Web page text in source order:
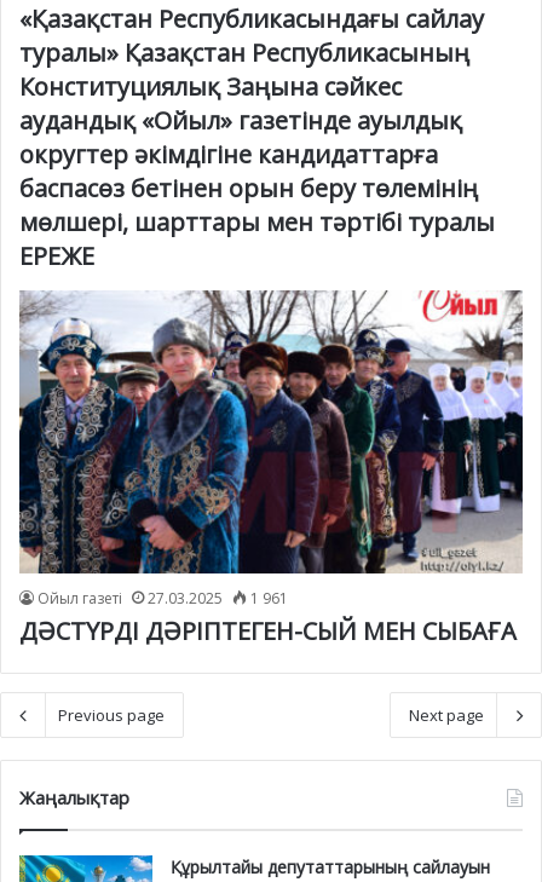
«Қазақстан Республикасындағы сайлау
туралы» Қазақстан Республикасының
Конституциялық Заңына сәйкес
аудандық «Ойыл» газетінде ауылдық
округтер әкімдігіне кандидаттарға
баспасөз бетінен орын беру төлемінің
мөлшері, шарттары мен тәртібі туралы
ЕРЕЖЕ
Ойыл газеті 27.03.2025 1 961
ДӘСТҮРДІ ДӘРІПТЕГЕН-СЫЙ МЕН СЫБАҒА
Previous page Next page
Жаңалықтар
Құрылтайы депутаттарының сайлауын